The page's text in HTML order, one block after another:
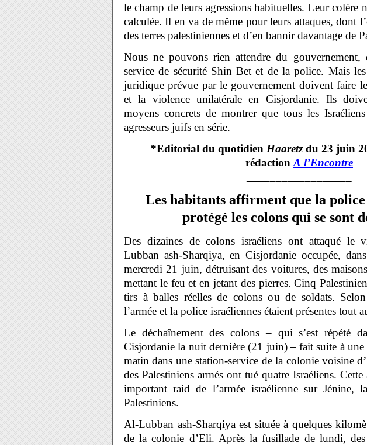
le champ de leurs agressions habituelles. Leur colère
calculée. Il en va de même pour leurs attaques, dont
des terres palestiniennes et d’en bannir davantage de
Nous ne pouvons rien attendre du gouvernement,
service de sécurité Shin Bet et de la police. Mais
juridique prévue par le gouvernement doivent faire
et la violence unilatérale en Cisjordanie. Ils
moyens concrets de montrer que tous les
agresseurs juifs en série.
*Editorial du quotidien Haaretzdu 23 juin
rédaction A l’Encontre
Les habitants affirment que la
protégé les colons qui se sont
Des dizaines de colons israéliens ont attaqué le
Lubban ash-Sharqiya, en Cisjordanie occupée,
mercredi 21 juin, détruisant des voitures, des
mettant le feu et en jetant des pierres. Cinq
tirs à balles réelles de colons ou de soldats.
l’armée et la police israéliennes étaient présentes tout
Le déchaînement des colons – qui s’est répété
Cisjordanie la nuit dernière (21 juin) – fait suite à
matin dans une station-service de la colonie voisine
des Palestiniens armés ont tué quatre Israéliens.
important raid de l’armée israélienne sur
Palestiniens.
Al-Lubban ash-Sharqiya est située à quelques
de la colonie d’Eli. Après la fusillade de lundi,